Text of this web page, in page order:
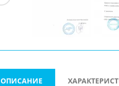
Код PHP ">
ОПИСАНИЕ